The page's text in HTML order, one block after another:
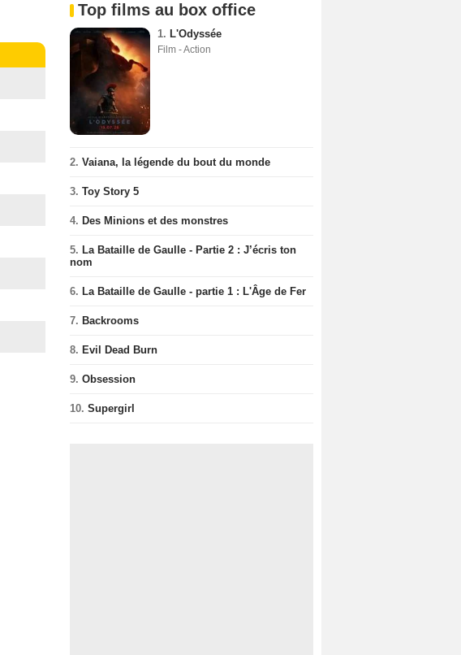
Top films au box office
1. L'Odyssée
Film - Action
2. Vaiana, la légende du bout du monde
3. Toy Story 5
4. Des Minions et des monstres
5. La Bataille de Gaulle - Partie 2 : J’écris ton
nom
6. La Bataille de Gaulle - partie 1 : L'Âge de Fer
7. Backrooms
8. Evil Dead Burn
9. Obsession
10. Supergirl